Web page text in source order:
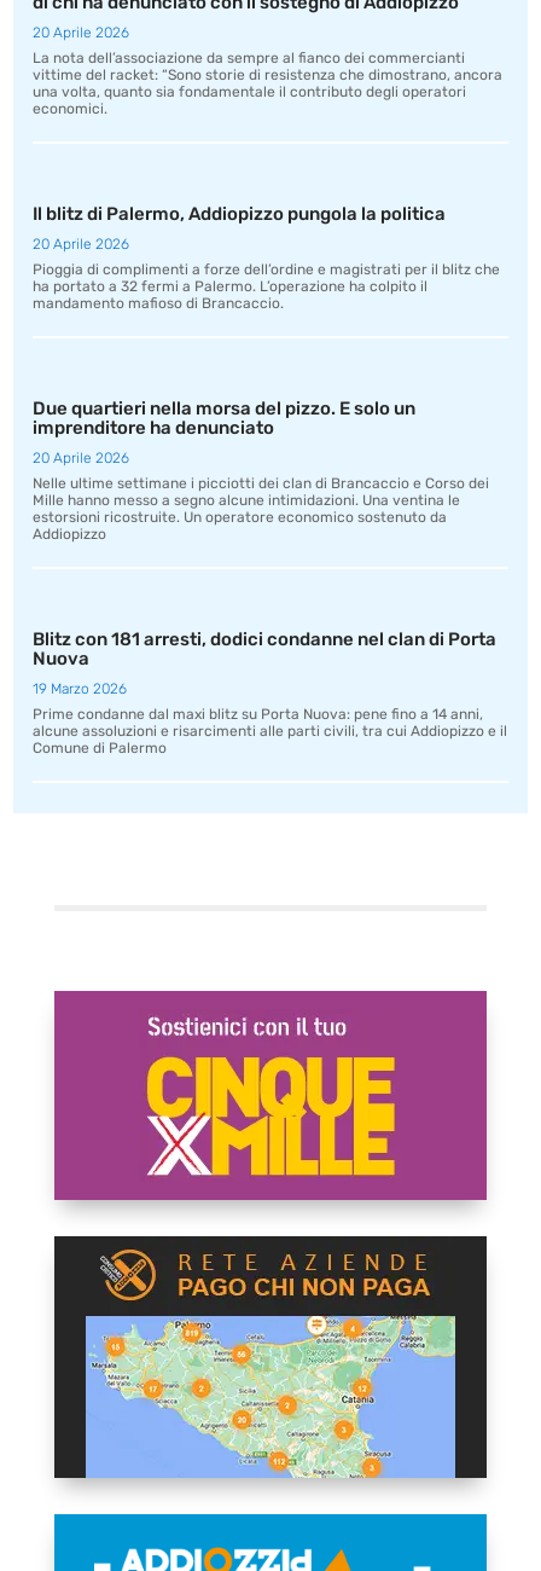
20 Aprile 2026
La nota dell’associazione da sempre al fianco dei commercianti
vittime del racket: “Sono storie di resistenza che dimostrano, ancora
una volta, quanto sia fondamentale il contributo degli operatori
economici.
Il blitz di Palermo, Addiopizzo pungola la politica
20 Aprile 2026
Pioggia di complimenti a forze dell’ordine e magistrati per il blitz che
ha portato a 32 fermi a Palermo. L’operazione ha colpito il
mandamento mafioso di Brancaccio.
Due quartieri nella morsa del pizzo. E solo un
imprenditore ha denunciato
20 Aprile 2026
Nelle ultime settimane i picciotti dei clan di Brancaccio e Corso dei
Mille hanno messo a segno alcune intimidazioni. Una ventina le
estorsioni ricostruite. Un operatore economico sostenuto da
Addiopizzo
Blitz con 181 arresti, dodici condanne nel clan di Porta
Nuova
19 Marzo 2026
Prime condanne dal maxi blitz su Porta Nuova: pene fino a 14 anni,
alcune assoluzioni e risarcimenti alle parti civili, tra cui Addiopizzo e il
Comune di Palermo